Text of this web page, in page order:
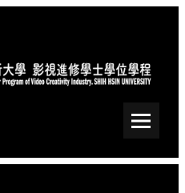
進修學士學